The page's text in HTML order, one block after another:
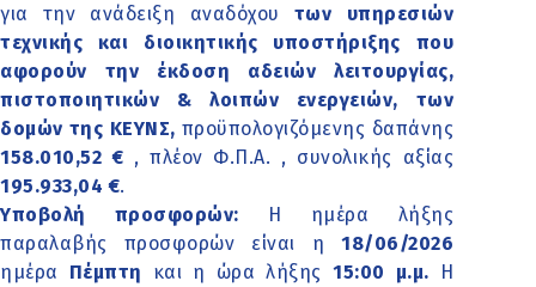
για την ανάδειξη αναδόχου των υπηρεσιών
τεχνικής και διοικητικής υποστήριξης που
αφορούν την έκδοση αδειών λειτουργίας,
πιστοποιητικών & λοιπών ενεργειών, των
δομών της ΚΕΥΝΣ, προϋπολογιζόμενης δαπάνης
158.010,52 € , πλέον Φ.Π.Α. , συνολικής αξίας
195.933,04 €.
Υποβολή προσφορών: Η ημέρα λήξης
παραλαβής προσφορών είναι η18/06/2026
ημέρα Πέμπτη και η ώρα λήξης15:00 μ.μ. Η